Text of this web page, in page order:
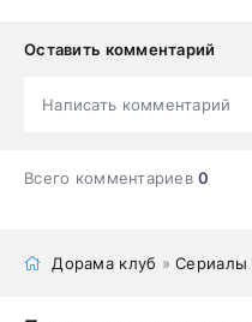
Оставить комментарий
Написать комментарий
Всего комментариев0
Дорама клуб »Сериалы